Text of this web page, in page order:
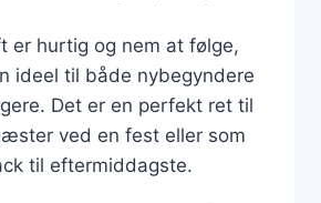
er hurtig og nem at følge,
ideel til både nybegyndere
Det er en perfekt ret til
ved en fest eller som
til eftermiddagste.